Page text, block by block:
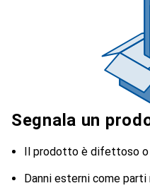
Segnala un
Il prodotto è difettoso o
Danni esterni come